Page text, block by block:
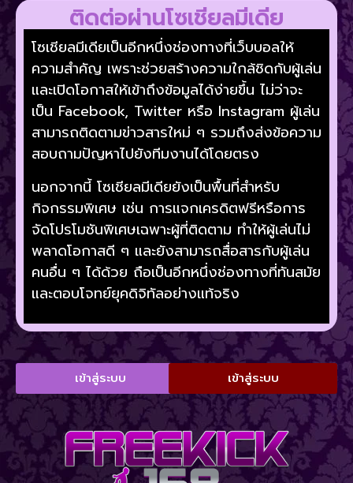
ติดต่อผ่านโซเชียลมีเดีย
โซเชียลมีเดียเป็นอีกหนึ่งช่องทางที่เว็บบอลให้
ความสำคัญ เพราะช่วยสร้างความใกล้ชิดกับผู้เล่น
และเปิดโอกาสให้เข้าถึงข้อมูลได้ง่ายขึ้น ไม่ว่าจะ
เป็น Facebook, Twitter หรือ Instagram ผู้เล่น
สามารถติดตามข่าวสารใหม่ ๆ รวมถึงส่งข้อความ
สอบถามปัญหาไปยังทีมงานได้โดยตรง
นอกจากนี้ โซเชียลมีเดียยังเป็นพื้นที่สำหรับ
กิจกรรมพิเศษ เช่น การแจกเครดิตฟรีหรือการ
จัดโปรโมชันพิเศษเฉพาะผู้ที่ติดตาม ทำให้ผู้เล่นไม่
พลาดโอกาสดี ๆ และยังสามารถสื่อสารกับผู้เล่น
คนอื่น ๆ ได้ด้วย ถือเป็นอีกหนึ่งช่องทางที่ทันสมัย
และตอบโจทย์ยุคดิจิทัลอย่างแท้จริง
เข้าสู่ระบบ เข้าสู่ระบบ